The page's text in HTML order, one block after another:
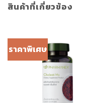
สินค้าที่เกี่ยวข้อง
ราคาพิเศษ